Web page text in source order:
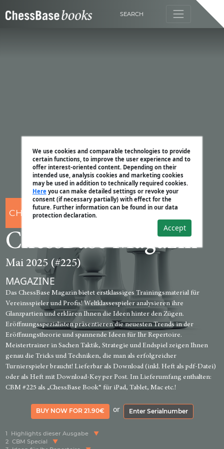
SEARCH
We use cookies and comparable technologies to provide
certain functions, to improve the user experience and to
offer interest-oriented content. Depending on their
intended use, analysis cookies and marketing cookies
may be used in addition to technically required cookies.
Hereyou can make detailed settings or revoke your
consent (if necessary partially) with effect for the
future. Further information can be found in our data
protection declaration.
Accept
CHESSBASE
ChessBase Magazin
Mai 2025 (#225)
MAGAZINE
Das ChessBase Magazin bietet erstklassiges Trainingsmaterial für
Vereinsspieler und Profis! Weltklassespieler analysieren ihre
Glanzpartien und erklären Ihnen die Ideen hinter den Zügen.
Eröffnungsspezialisten präsentieren die neuesten Trends in der
Eröffnungstheorie und spannende Ideen für Ihr Repertoire.
Meistertrainer in Sachen Taktik, Strategie und Endspiel zeigen Ihnen
genau die Tricks und Techniken, die man als erfolgreicher
Turnierspieler braucht! Lieferbar als Download (inkl. Heft als pdf-Datei)
oder als Heft mit Download-Key per Post. Im Lieferumfang enthalten:
CBM #225 als „ChessBase Book“ für iPad, Tablet, Mac etc.!
BUY NOW FOR 21.90€ or Enter Serialnumber
1
Highlights dieser Ausgabe
2 CBM Special